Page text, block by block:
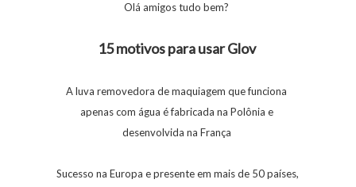
Olá amigos tudo bem?
15 motivos para usar Glov
A luva removedora de maquiagem que funciona
apenas com água é fabricada na Polônia e
desenvolvida na França
Sucesso na Europa e presente em mais de 50 países,